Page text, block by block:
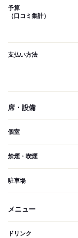
予算
（口コミ集計）
支払い方法
席・設備
個室
禁煙・喫煙
駐車場
メニュー
ドリンク